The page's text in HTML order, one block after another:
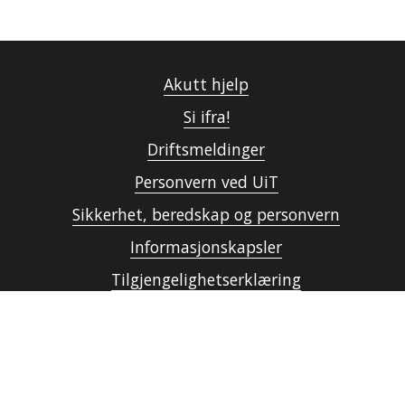
Akutt hjelp
Si ifra!
Driftsmeldinger
Personvern ved UiT
Sikkerhet, beredskap og personvern
Informasjonskapsler
Tilgjengelighetserklæring